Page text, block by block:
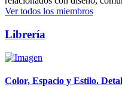
Ver todos los miembros
Librería
Color, Espacio y Estilo.